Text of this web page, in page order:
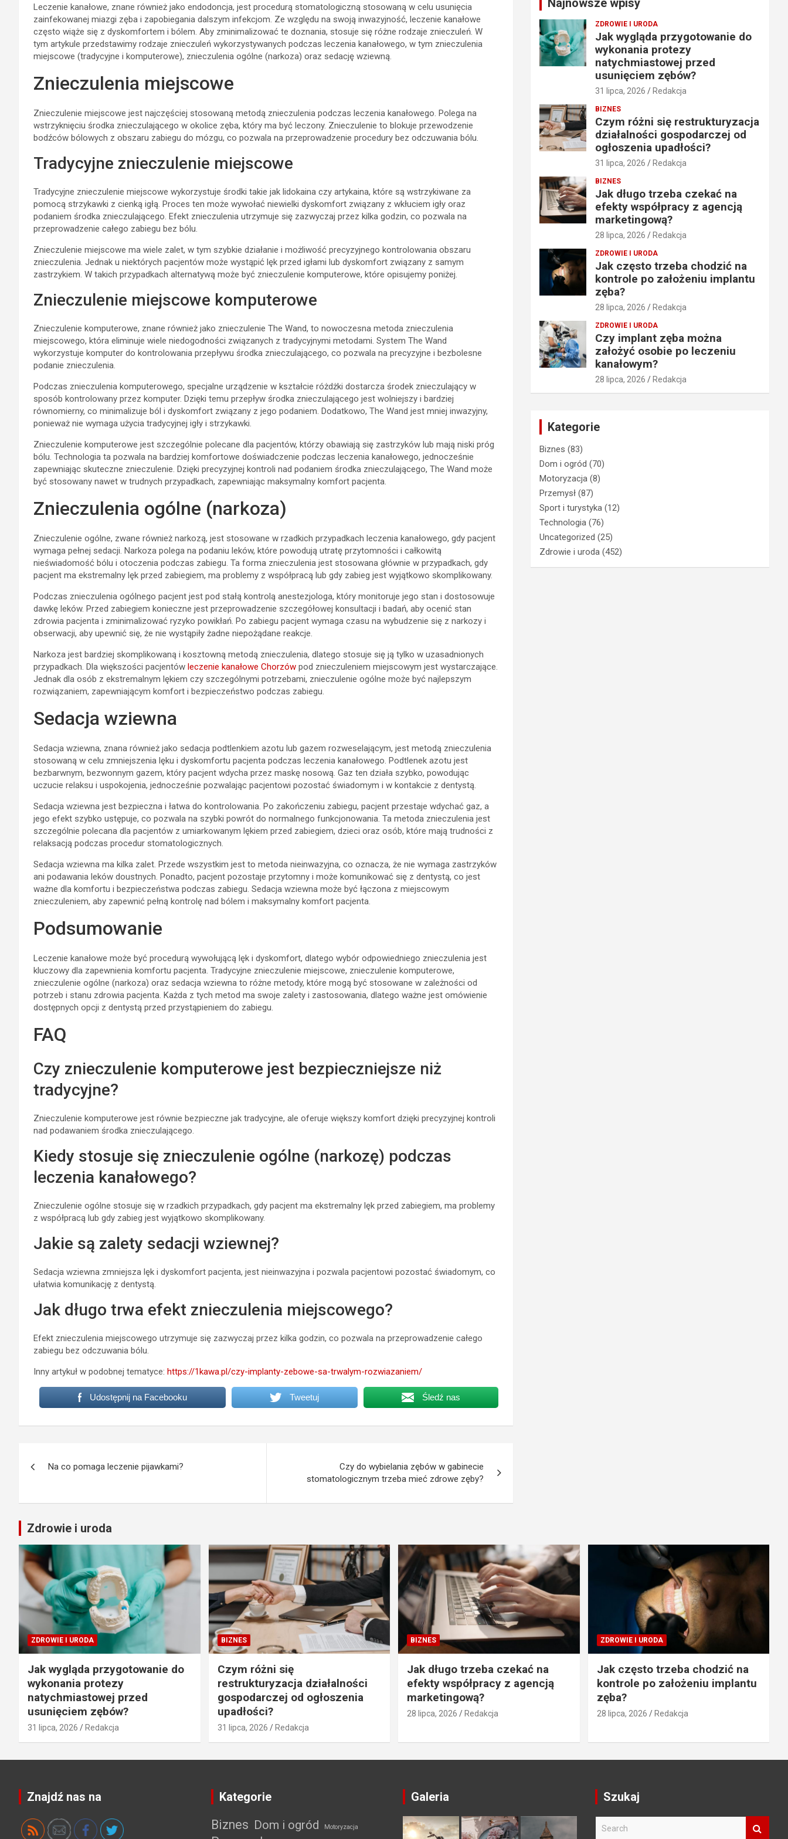
Leczenie kanałowe, znane również jako endodoncja, jest procedurą stomatologiczną stosowaną w celu usunięcia
zainfekowanej miazgi zęba i zapobiegania dalszym infekcjom. Ze względu na swoją inwazyjność, leczenie kanałowe
często wiąże się z dyskomfortem i bólem. Aby zminimalizować te doznania, stosuje się różne rodzaje znieczuleń. W
tym artykule przedstawimy rodzaje znieczuleń wykorzystywanych podczas leczenia kanałowego, w tym znieczulenia
miejscowe (tradycyjne i komputerowe), znieczulenia ogólne (narkoza) oraz sedację wziewną.
Znieczulenia miejscowe
Znieczulenie miejscowe jest najczęściej stosowaną metodą znieczulenia podczas leczenia kanałowego. Polega na
wstrzyknięciu środka znieczulającego w okolice zęba, który ma być leczony. Znieczulenie to blokuje przewodzenie
bodźców bólowych z obszaru zabiegu do mózgu, co pozwala na przeprowadzenie procedury bez odczuwania bólu.
Tradycyjne znieczulenie miejscowe
Tradycyjne znieczulenie miejscowe wykorzystuje środki takie jak lidokaina czy artykaina, które są wstrzykiwane za
pomocą strzykawki z cienką igłą. Proces ten może wywołać niewielki dyskomfort związany z wkłuciem igły oraz
podaniem środka znieczulającego. Efekt znieczulenia utrzymuje się zazwyczaj przez kilka godzin, co pozwala na
przeprowadzenie całego zabiegu bez bólu.
Znieczulenie miejscowe ma wiele zalet, w tym szybkie działanie i możliwość precyzyjnego kontrolowania obszaru
znieczulenia. Jednak u niektórych pacjentów może wystąpić lęk przed igłami lub dyskomfort związany z samym
zastrzykiem. W takich przypadkach alternatywą może być znieczulenie komputerowe, które opisujemy poniżej.
Znieczulenie miejscowe komputerowe
Znieczulenie komputerowe, znane również jako znieczulenie The Wand, to nowoczesna metoda znieczulenia
miejscowego, która eliminuje wiele niedogodności związanych z tradycyjnymi metodami. System The Wand
wykorzystuje komputer do kontrolowania przepływu środka znieczulającego, co pozwala na precyzyjne i bezbolesne
podanie znieczulenia.
Podczas znieczulenia komputerowego, specjalne urządzenie w kształcie różdżki dostarcza środek znieczulający w
sposób kontrolowany przez komputer. Dzięki temu przepływ środka znieczulającego jest wolniejszy i bardziej
równomierny, co minimalizuje ból i dyskomfort związany z jego podaniem. Dodatkowo, The Wand jest mniej inwazyjny,
ponieważ nie wymaga użycia tradycyjnej igły i strzykawki.
Znieczulenie komputerowe jest szczególnie polecane dla pacjentów, którzy obawiają się zastrzyków lub mają niski próg
bólu. Technologia ta pozwala na bardziej komfortowe doświadczenie podczas leczenia kanałowego, jednocześnie
zapewniając skuteczne znieczulenie. Dzięki precyzyjnej kontroli nad podaniem środka znieczulającego, The Wand może
być stosowany nawet w trudnych przypadkach, zapewniając maksymalny komfort pacjenta.
Znieczulenia ogólne (narkoza)
Znieczulenie ogólne, zwane również narkozą, jest stosowane w rzadkich przypadkach leczenia kanałowego, gdy pacjent
wymaga pełnej sedacji. Narkoza polega na podaniu leków, które powodują utratę przytomności i całkowitą
nieświadomość bólu i otoczenia podczas zabiegu. Ta forma znieczulenia jest stosowana głównie w przypadkach, gdy
pacjent ma ekstremalny lęk przed zabiegiem, ma problemy z współpracą lub gdy zabieg jest wyjątkowo skomplikowany.
Podczas znieczulenia ogólnego pacjent jest pod stałą kontrolą anestezjologa, który monitoruje jego stan i dostosowuje
dawkę leków. Przed zabiegiem konieczne jest przeprowadzenie szczegółowej konsultacji i badań, aby ocenić stan
zdrowia pacjenta i zminimalizować ryzyko powikłań. Po zabiegu pacjent wymaga czasu na wybudzenie się z narkozy i
obserwacji, aby upewnić się, że nie wystąpiły żadne niepożądane reakcje.
Narkoza jest bardziej skomplikowaną i kosztowną metodą znieczulenia, dlatego stosuje się ją tylko w uzasadnionych
przypadkach. Dla większości pacjentów leczenie kanałowe Chorzów pod znieczuleniem miejscowym jest wystarczające.
Jednak dla osób z ekstremalnym lękiem czy szczególnymi potrzebami, znieczulenie ogólne może być najlepszym
rozwiązaniem, zapewniającym komfort i bezpieczeństwo podczas zabiegu.
Sedacja wziewna
Sedacja wziewna, znana również jako sedacja podtlenkiem azotu lub gazem rozweselającym, jest metodą znieczulenia
stosowaną w celu zmniejszenia lęku i dyskomfortu pacjenta podczas leczenia kanałowego. Podtlenek azotu jest
bezbarwnym, bezwonnym gazem, który pacjent wdycha przez maskę nosową. Gaz ten działa szybko, powodując
uczucie relaksu i uspokojenia, jednocześnie pozwalając pacjentowi pozostać świadomym i w kontakcie z dentystą.
Sedacja wziewna jest bezpieczna i łatwa do kontrolowania. Po zakończeniu zabiegu, pacjent przestaje wdychać gaz, a
jego efekt szybko ustępuje, co pozwala na szybki powrót do normalnego funkcjonowania. Ta metoda znieczulenia jest
szczególnie polecana dla pacjentów z umiarkowanym lękiem przed zabiegiem, dzieci oraz osób, które mają trudności z
relaksacją podczas procedur stomatologicznych.
Sedacja wziewna ma kilka zalet. Przede wszystkim jest to metoda nieinwazyjna, co oznacza, że nie wymaga zastrzyków
ani podawania leków doustnych. Ponadto, pacjent pozostaje przytomny i może komunikować się z dentystą, co jest
ważne dla komfortu i bezpieczeństwa podczas zabiegu. Sedacja wziewna może być łączona z miejscowym
znieczuleniem, aby zapewnić pełną kontrolę nad bólem i maksymalny komfort pacjenta.
Podsumowanie
Leczenie kanałowe może być procedurą wywołującą lęk i dyskomfort, dlatego wybór odpowiedniego znieczulenia jest
kluczowy dla zapewnienia komfortu pacjenta. Tradycyjne znieczulenie miejscowe, znieczulenie komputerowe,
znieczulenie ogólne (narkoza) oraz sedacja wziewna to różne metody, które mogą być stosowane w zależności od
potrzeb i stanu zdrowia pacjenta. Każda z tych metod ma swoje zalety i zastosowania, dlatego ważne jest omówienie
dostępnych opcji z dentystą przed przystąpieniem do zabiegu.
FAQ
Czy znieczulenie komputerowe jest bezpieczniejsze niż
tradycyjne?
Znieczulenie komputerowe jest równie bezpieczne jak tradycyjne, ale oferuje większy komfort dzięki precyzyjnej kontroli
nad podawaniem środka znieczulającego.
Kiedy stosuje się znieczulenie ogólne (narkozę) podczas
leczenia kanałowego?
Znieczulenie ogólne stosuje się w rzadkich przypadkach, gdy pacjent ma ekstremalny lęk przed zabiegiem, ma problemy
z współpracą lub gdy zabieg jest wyjątkowo skomplikowany.
Jakie są zalety sedacji wziewnej?
Sedacja wziewna zmniejsza lęk i dyskomfort pacjenta, jest nieinwazyjna i pozwala pacjentowi pozostać świadomym, co
ułatwia komunikację z dentystą.
Jak długo trwa efekt znieczulenia miejscowego?
Efekt znieczulenia miejscowego utrzymuje się zazwyczaj przez kilka godzin, co pozwala na przeprowadzenie całego
zabiegu bez odczuwania bólu.
Inny artykuł w podobnej tematyce: https://1kawa.pl/czy-implanty-zebowe-sa-trwalym-rozwiazaniem/
Udostępnij na Facebooku Tweetuj Śledź nas
Na co pomaga leczenie pijawkami?
Czy do wybielania zębów w gabinecie
stomatologicznym trzeba mieć zdrowe zęby?
Najnowsze wpisy
ZDROWIE I URODA
Jak wygląda przygotowanie do
wykonania protezy
natychmiastowej przed
usunięciem zębów?
31 lipca, 2026 Redakcja
BIZNES
Czym różni się restrukturyzacja
działalności gospodarczej od
ogłoszenia upadłości?
31 lipca, 2026 Redakcja
BIZNES
Jak długo trzeba czekać na
efekty współpracy z agencją
marketingową?
28 lipca, 2026 Redakcja
ZDROWIE I URODA
Jak często trzeba chodzić na
kontrole po założeniu implantu
zęba?
28 lipca, 2026 Redakcja
ZDROWIE I URODA
Czy implant zęba można
założyć osobie po leczeniu
kanałowym?
28 lipca, 2026 Redakcja
Kategorie
Biznes (83)
Dom i ogród (70)
Motoryzacja (8)
Przemysł (87)
Sport i turystyka (12)
Technologia (76)
Uncategorized (25)
Zdrowie i uroda (452)
Zdrowie i uroda
ZDROWIE I URODA
Jak wygląda przygotowanie do
wykonania protezy
natychmiastowej przed
usunięciem zębów?
31 lipca, 2026 Redakcja
BIZNES
Czym różni się
restrukturyzacja działalności
gospodarczej od ogłoszenia
upadłości?
31 lipca, 2026 Redakcja
BIZNES
Jak długo trzeba czekać na
efekty współpracy z agencją
marketingową?
28 lipca, 2026 Redakcja
ZDROWIE I URODA
Jak często trzeba chodzić na
kontrole po założeniu implantu
zęba?
28 lipca, 2026 Redakcja
Znajdź nas na Kategorie
Biznes Dom i ogród Motoryzacja
Galeria Szukaj